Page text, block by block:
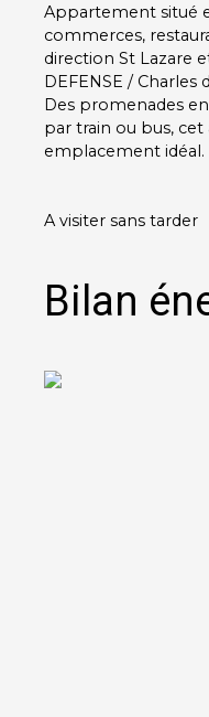
Appartement situé
commerces,
direction St Lazare
DEFENSE / Charles
Des promenades
par train ou bus,
emplacement idéal.
A visiter sans tarder
Bilan